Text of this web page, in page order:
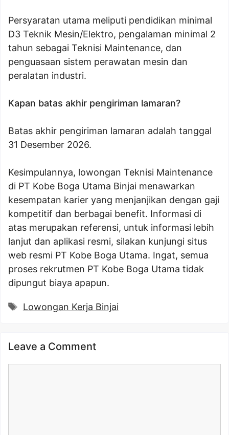
Persyaratan utama meliputi pendidikan minimal
D3 Teknik Mesin/Elektro, pengalaman minimal 2
tahun sebagai Teknisi Maintenance, dan
penguasaan sistem perawatan mesin dan
peralatan industri.
Kapan batas akhir pengiriman lamaran?
Batas akhir pengiriman lamaran adalah tanggal
31 Desember 2026.
Kesimpulannya, lowongan Teknisi Maintenance
di PT Kobe Boga Utama Binjai menawarkan
kesempatan karier yang menjanjikan dengan gaji
kompetitif dan berbagai benefit. Informasi di
atas merupakan referensi, untuk informasi lebih
lanjut dan aplikasi resmi, silakan kunjungi situs
web resmi PT Kobe Boga Utama. Ingat, semua
proses rekrutmen PT Kobe Boga Utama tidak
dipungut biaya apapun.
Tags
Lowongan Kerja Binjai
Leave a Comment